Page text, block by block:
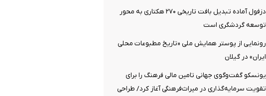
دزفول آماده تبدیل بافت تاریخی ۲۷۰ هکتاری به محور
توسعه گردشگری است
رونمایی از پوستر همایش ملی «تاریخ مطبوعات محلی
ایران» در گیلان
یونسکو گفت‌وگوی جهانی تامین مالی فرهنگ را برای
تقویت سرمایه‌گذاری در میراث‌فرهنگی آغاز کرد/ طراحی